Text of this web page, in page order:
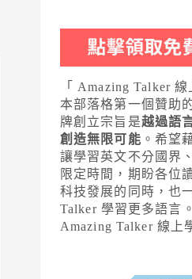
「 Amazing Talker
本部落格第一個贊助
牌創立宗旨是越過語
創造無限可能 。希望
讓學習英文不分國界
限定時間，期盼各位
科技發展的同時，也
Talker 學習更多語言。
Amazing Talker 線上